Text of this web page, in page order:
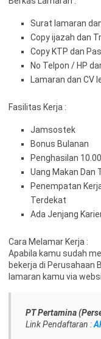
Surat lamaran
Copy ijazah dan
Copy KTP dan
No Telpon / HP
Lamaran dan CV
Fasilitas Kerja :
Jamsostek
Bonus Bulanan
Penghasilan
Uang Makan Dan
Penempatan
Terdekat
Ada Jenjang
Cara Melamar Kerja :
Apabila kamu sudah
bekerja di Perusahaan
lamaran kamu via
PT Pertamina
Link Pendaftaran :